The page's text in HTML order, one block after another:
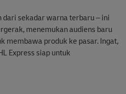
sekadar warna terbaru – ini
menemukan audiens baru
membawa produk ke pasar. Ingat,
Express siap untuk